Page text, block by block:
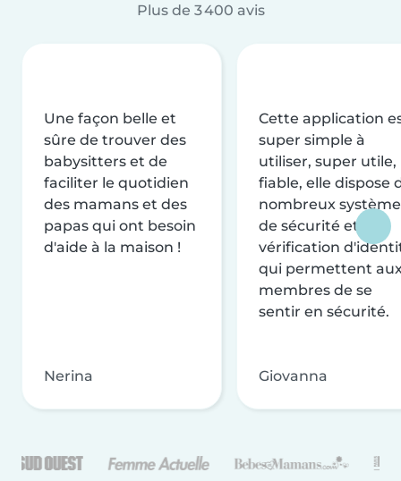
Plus de 3 400 avis
Une façon belle et
sûre de trouver des
babysitters et de
faciliter le quotidien
des mamans et des
papas qui ont besoin
d'aide à la maison !
Nerina
Cette application
super simple à
utiliser, super utile,
fiable, elle dispose
nombreux
de sécurité et de
vérification
qui permettent
membres de se
sentir en sécurité.
Giovanna